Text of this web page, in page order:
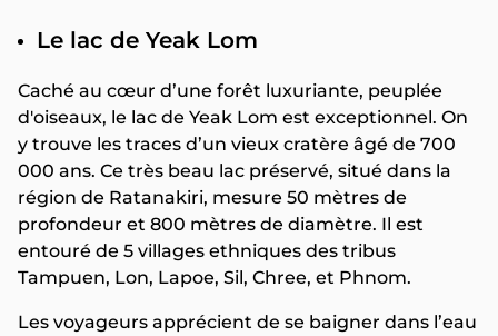
Le lac de Yeak Lom
Caché au cœur d’une forêt luxuriante, peuplée
d'oiseaux, le lac de Yeak Lom est exceptionnel. On
y trouve les traces d’un vieux cratère âgé de 700
000 ans. Ce très beau lac préservé, situé dans la
région de Ratanakiri, mesure 50 mètres de
profondeur et 800 mètres de diamètre. Il est
entouré de 5 villages ethniques des tribus
Tampuen, Lon, Lapoe, Sil, Chree, et Phnom.
Les voyageurs apprécient de se baigner dans l’eau